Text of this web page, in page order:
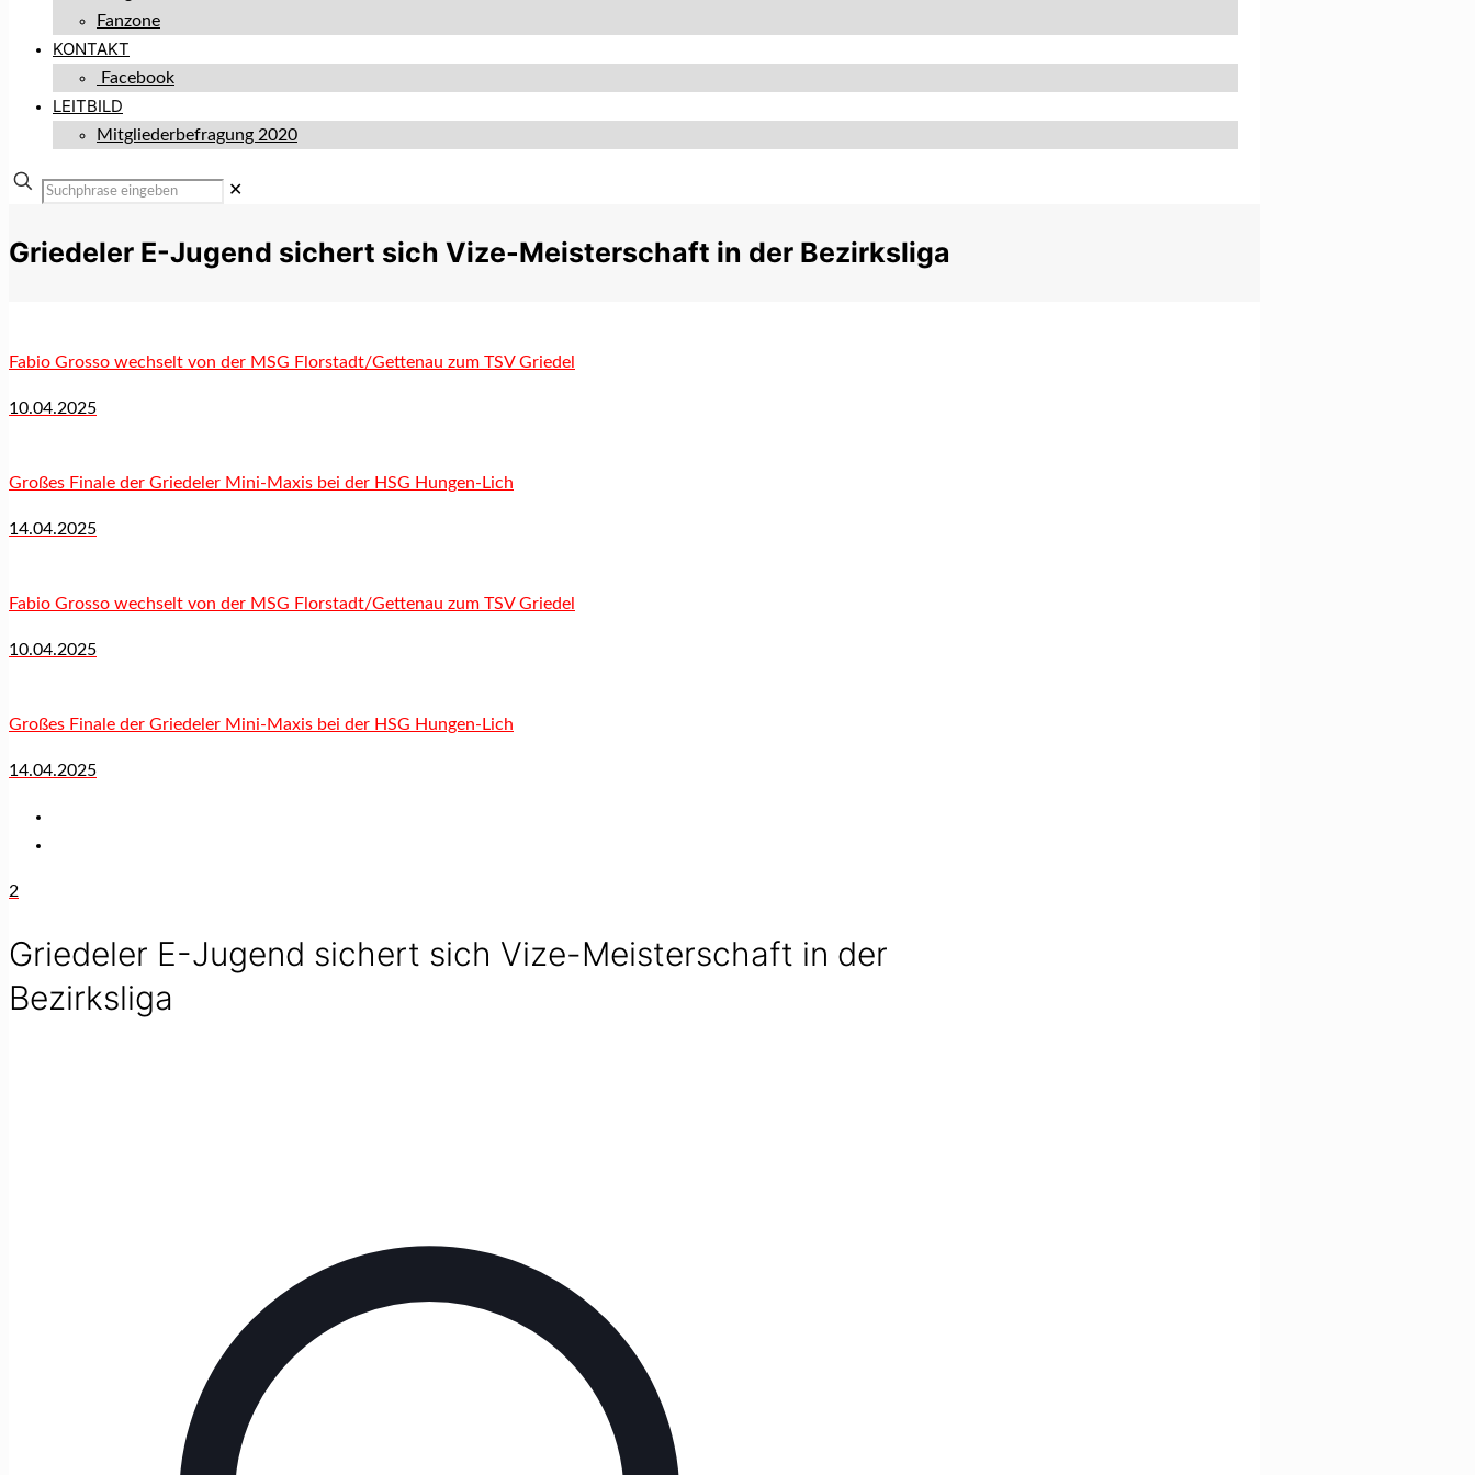
Fanzone
KONTAKT
Facebook
LEITBILD
Mitgliederbefragung 2020
✕
Griedeler E-Jugend sichert sich Vize-Meisterschaft in der Bezirksliga
Fabio Grosso wechselt von der MSG Florstadt/Gettenau zum TSV Griedel
10.04.2025
Großes Finale der Griedeler Mini-Maxis bei der HSG Hungen-Lich
14.04.2025
Fabio Grosso wechselt von der MSG Florstadt/Gettenau zum TSV Griedel
10.04.2025
Großes Finale der Griedeler Mini-Maxis bei der HSG Hungen-Lich
14.04.2025
2
Griedeler E-Jugend sichert sich Vize-Meisterschaft in der
Bezirksliga